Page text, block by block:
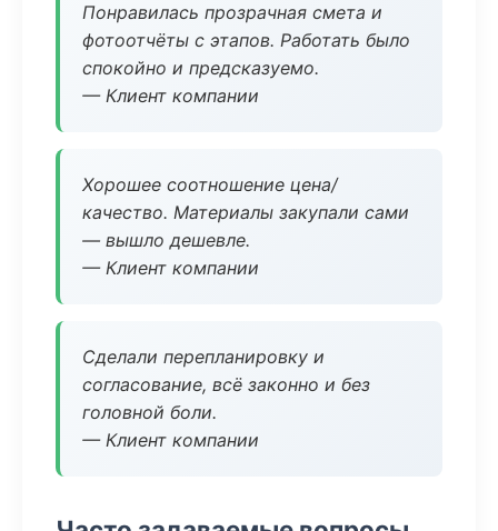
Понравилась прозрачная смета и
фотоотчёты с этапов. Работать было
спокойно и предсказуемо.
— Клиент компании
Хорошее соотношение цена/
качество. Материалы закупали сами
— вышло дешевле.
— Клиент компании
Сделали перепланировку и
согласование, всё законно и без
головной боли.
— Клиент компании